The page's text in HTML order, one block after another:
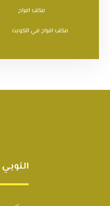
مكتب افراح
مكتب افراح في الكويت